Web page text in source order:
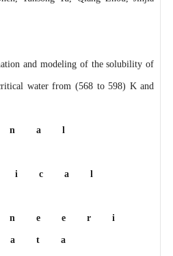
and modeling of the solubility of
water from (568 to 598) K and